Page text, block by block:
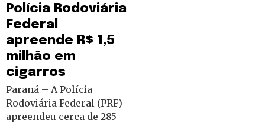
Polícia Rodoviária
Federal
apreende R$ 1,5
milhão em
cigarros
Paraná – A Polícia
Rodoviária Federal (PRF)
apreendeu cerca de 285